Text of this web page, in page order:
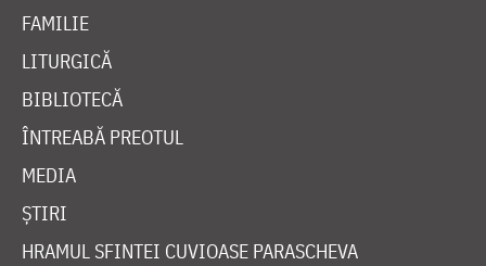
FAMILIE
LITURGICĂ
BIBLIOTECĂ
ÎNTREABĂ PREOTUL
MEDIA
ȘTIRI
HRAMUL SFINTEI CUVIOASE PARASCHEVA